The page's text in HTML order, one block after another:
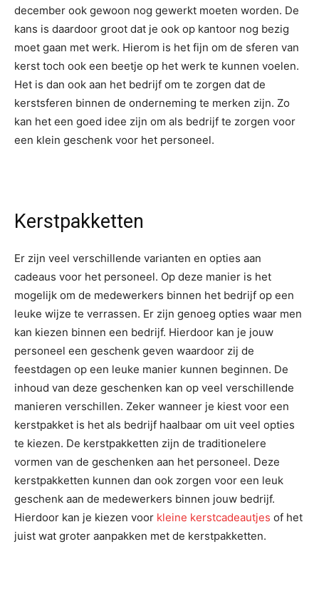
december ook gewoon nog gewerkt moeten worden. De
kans is daardoor groot dat je ook op kantoor nog bezig
moet gaan met werk. Hierom is het fijn om de sferen van
kerst toch ook een beetje op het werk te kunnen voelen.
Het is dan ook aan het bedrijf om te zorgen dat de
kerstsferen binnen de onderneming te merken zijn. Zo
kan het een goed idee zijn om als bedrijf te zorgen voor
een klein geschenk voor het personeel.
Kerstpakketten
Er zijn veel verschillende varianten en opties aan
cadeaus voor het personeel. Op deze manier is het
mogelijk om de medewerkers binnen het bedrijf op een
leuke wijze te verrassen. Er zijn genoeg opties waar men
kan kiezen binnen een bedrijf. Hierdoor kan je jouw
personeel een geschenk geven waardoor zij de
feestdagen op een leuke manier kunnen beginnen. De
inhoud van deze geschenken kan op veel verschillende
manieren verschillen. Zeker wanneer je kiest voor een
kerstpakket is het als bedrijf haalbaar om uit veel opties
te kiezen. De kerstpakketten zijn de traditionelere
vormen van de geschenken aan het personeel. Deze
kerstpakketten kunnen dan ook zorgen voor een leuk
geschenk aan de medewerkers binnen jouw bedrijf.
Hierdoor kan je kiezen voor kleine kerstcadeautjes of het
juist wat groter aanpakken met de kerstpakketten.